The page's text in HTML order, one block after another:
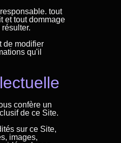
tout
et tout dommage
de modifier
qu'il
confère un
de ce Site.
sur ce Site,
images,